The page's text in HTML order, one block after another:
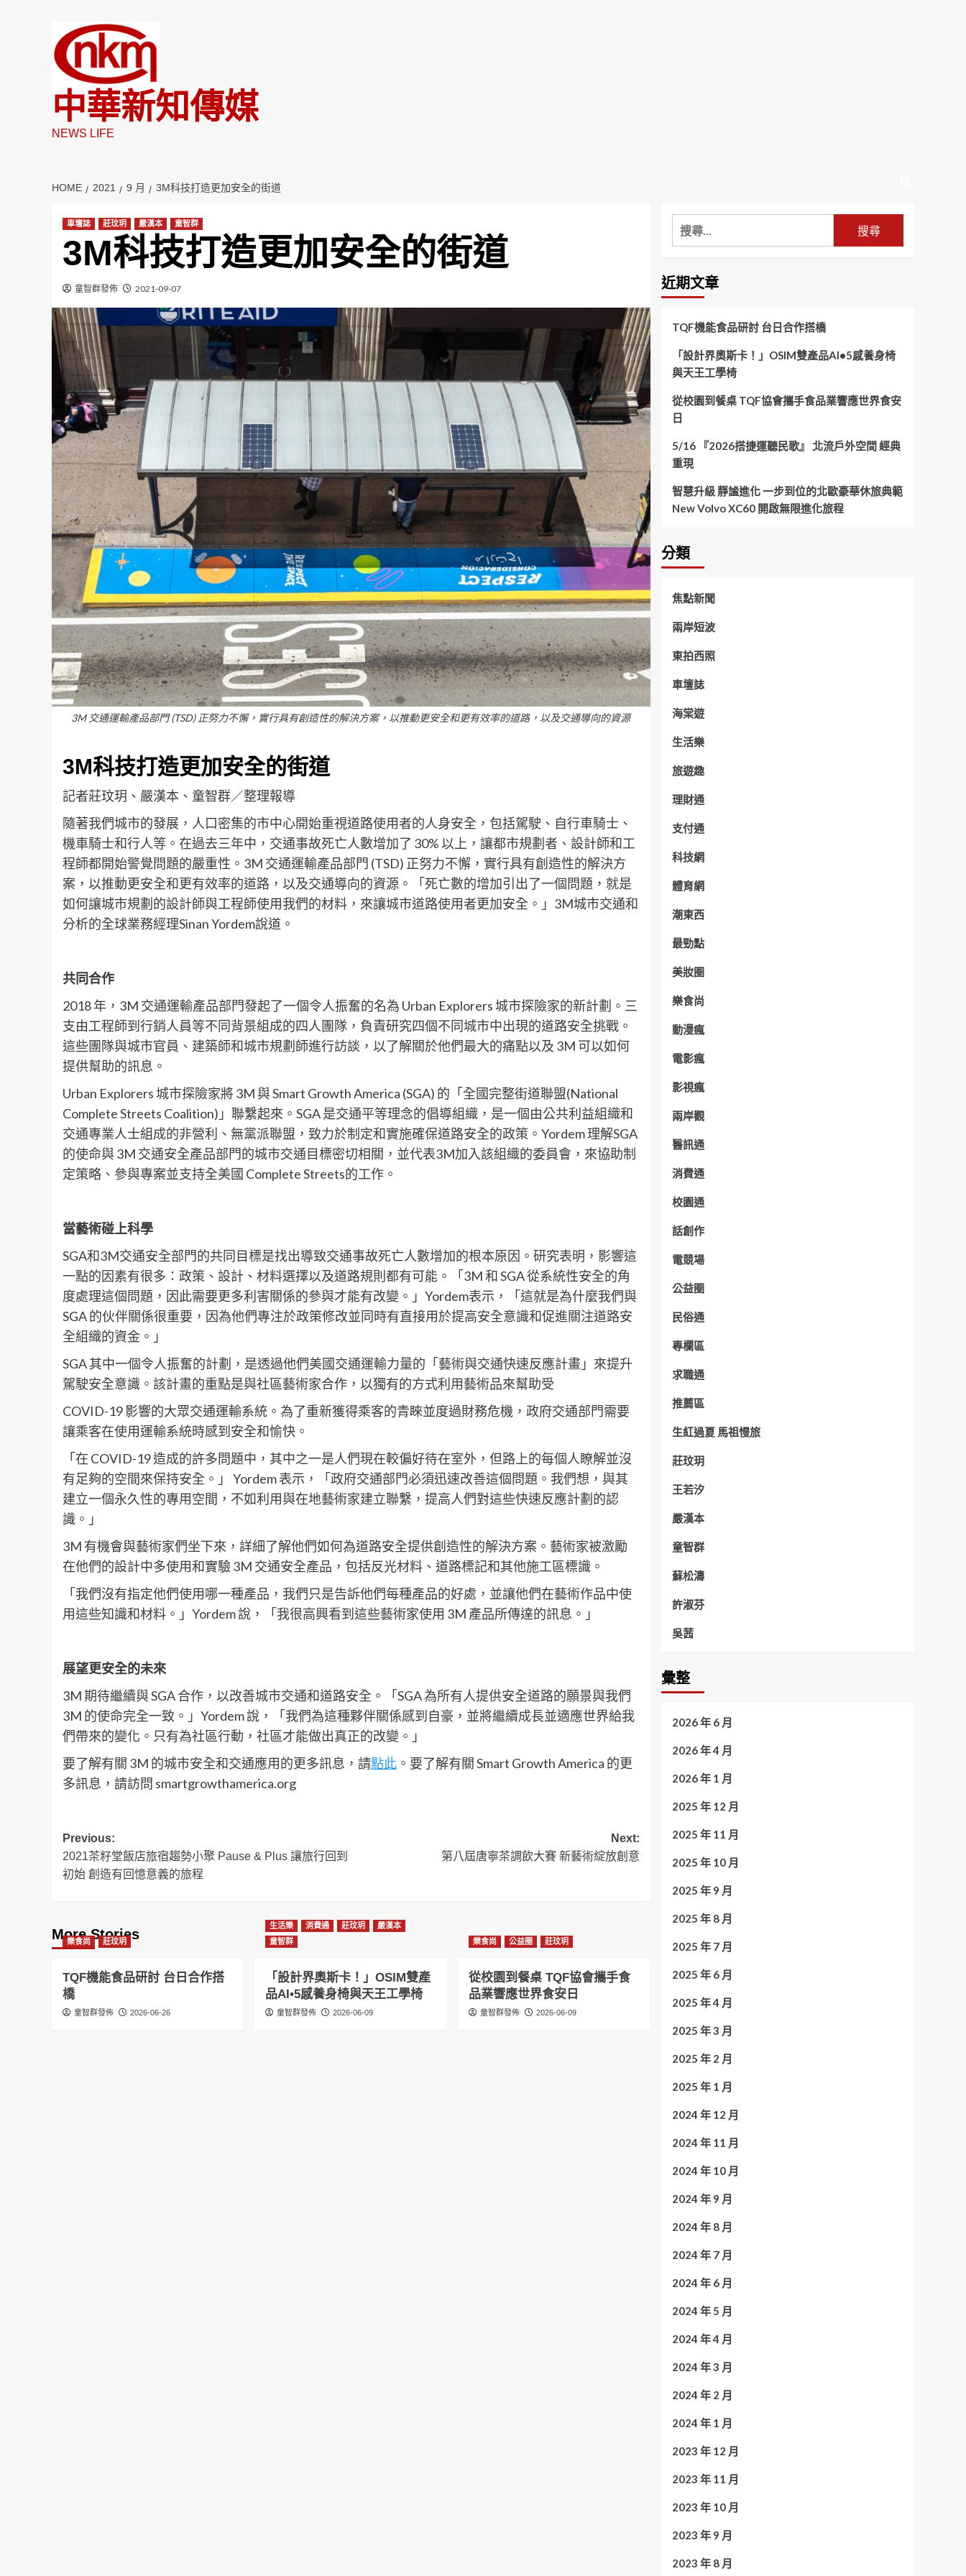
中華新知傳媒
NEWS LIFE
HOME 2021 9 月 3M科技打造更加安全的街道
車壇誌 莊玟玥 嚴漢本 童智群
3M科技打造更加安全的街道
童智群發佈 2021-09-07
3M 交通運輸產品部門 (TSD) 正努力不懈，實行具有創造性的解決方案，以推動更安全和更有效率的道路，以及交通導向的資源
3M科技打造更加安全的街道
記者莊玟玥、嚴漢本、童智群／整理報導
隨著我們城市的發展，人口密集的市中心開始重視道路使用者的人身安全，包括駕駛、自行車騎士、
機車騎士和行人等。在過去三年中，交通事故死亡人數增加了 30% 以上，讓都市規劃者、設計師和工
程師都開始警覺問題的嚴重性。3M 交通運輸產品部門 (TSD) 正努力不懈，實行具有創造性的解決方
案，以推動更安全和更有效率的道路，以及交通導向的資源。「死亡數的增加引出了一個問題，就是
如何讓城市規劃的設計師與工程師使用我們的材料，來讓城市道路使用者更加安全。」3M城市交通和
分析的全球業務經理Sinan Yordem說道。
共同合作
2018 年，3M 交通運輸產品部門發起了一個令人振奮的名為 Urban Explorers 城市探險家的新計劃。三
支由工程師到行銷人員等不同背景組成的四人團隊，負責研究四個不同城市中出現的道路安全挑戰。
這些團隊與城市官員、建築師和城市規劃師進行訪談，以了解關於他們最大的痛點以及 3M 可以如何
提供幫助的訊息。
Urban Explorers 城市探險家將 3M 與 Smart Growth America (SGA) 的「全國完整街道聯盟(National
Complete Streets Coalition)」聯繫起來。SGA 是交通平等理念的倡導組織，是一個由公共利益組織和
交通專業人士組成的非營利、無黨派聯盟，致力於制定和實施確保道路安全的政策。Yordem 理解SGA
的使命與 3M 交通安全產品部門的城市交通目標密切相關，並代表3M加入該組織的委員會，來協助制
定策略、參與專案並支持全美國 Complete Streets的工作。
當藝術碰上科學
SGA和3M交通安全部門的共同目標是找出導致交通事故死亡人數增加的根本原因。研究表明，影響這
一點的因素有很多：政策、設計、材料選擇以及道路規則都有可能。「3M 和 SGA 從系統性安全的角
度處理這個問題，因此需要更多利害關係的參與才能有改變。」Yordem表示，「這就是為什麼我們與
SGA 的伙伴關係很重要，因為他們專注於政策修改並同時有直接用於提高安全意識和促進關注道路安
全組織的資金。」
SGA 其中一個令人振奮的計劃，是透過他們美國交通運輸力量的「藝術與交通快速反應計畫」來提升
駕駛安全意識。該計畫的重點是與社區藝術家合作，以獨有的方式利用藝術品來幫助受
COVID-19 影響的大眾交通運輸系統。為了重新獲得乘客的青睞並度過財務危機，政府交通部門需要
讓乘客在使用運輸系統時感到安全和愉快。
「在 COVID-19 造成的許多問題中，其中之一是人們現在較偏好待在室外，但路上的每個人瞭解並沒
有足夠的空間來保持安全。」 Yordem 表示，「政府交通部門必須迅速改善這個問題。我們想，與其
建立一個永久性的專用空間，不如利用與在地藝術家建立聯繫，提高人們對這些快速反應計劃的認
識。」
3M 有機會與藝術家們坐下來，詳細了解他們如何為道路安全提供創造性的解決方案。藝術家被激勵
在他們的設計中多使用和實驗 3M 交通安全產品，包括反光材料、道路標記和其他施工區標識。
「我們沒有指定他們使用哪一種產品，我們只是告訴他們每種產品的好處，並讓他們在藝術作品中使
用這些知識和材料。」Yordem 說，「我很高興看到這些藝術家使用 3M 產品所傳達的訊息。」
展望更安全的未來
3M 期待繼續與 SGA 合作，以改善城市交通和道路安全。「SGA 為所有人提供安全道路的願景與我們
3M 的使命完全一致。」Yordem 說，「我們為這種夥伴關係感到自豪，並將繼續成長並適應世界給我
們帶來的變化。只有為社區行動，社區才能做出真正的改變。」
要了解有關 3M 的城市安全和交通應用的更多訊息，請點此 。要了解有關 Smart Growth America 的更
多訊息，請訪問 smartgrowthamerica.org
Post
navigation
Previous:
2021茶籽堂飯店旅宿趨勢小聚 Pause & Plus 讓旅行回到
初始 創造有回憶意義的旅程
Next:
第八屆唐寧茶調飲大賽 新藝術綻放創意
More Stories
樂食尚 莊玟玥
TQF機能食品研討 台日合作搭
橋
童智群發佈 2026-06-26
生活樂 消費通 莊玟玥
嚴漢本
童智群
「設計界奧斯卡！」OSIM雙產
品AI•5感養身椅與天王工學椅
童智群發佈 2026-06-09
樂食尚 公益圈 莊玟玥
從校園到餐桌 TQF協會攜手食
品業響應世界食安日
童智群發佈 2026-06-09
搜
尋
鍵
字:
近期文章
TQF機能食品研討 台日合作搭橋
「設計界奧斯卡！」OSIM雙產品AI•5感養身椅
與天王工學椅
從校園到餐桌 TQF協會攜手食品業響應世界食安
日
5/16 『2026搭捷運聽民歌』 北流戶外空間 經典
重現
智慧升級 靜謐進化 一步到位的北歐豪華休旅典範
New Volvo XC60 開啟無限進化旅程
分類
焦點新聞
兩岸短波
東拍西照
車壇誌
海棠遊
生活樂
旅遊趣
理財通
支付通
科技網
體育網
潮東西
最勁點
美妝圈
樂食尚
動漫瘋
電影瘋
影視瘋
兩岸觀
醫訊通
消費通
校園通
話創作
電競場
公益圈
民俗通
專欄區
求職通
推薦區
生紅過夏 馬祖慢旅
莊玟玥
王若汐
嚴漢本
童智群
蘇松濤
許淑芬
吳茜
彙整
2026 年 6 月
2026 年 4 月
2026 年 1 月
2025 年 12 月
2025 年 11 月
2025 年 10 月
2025 年 9 月
2025 年 8 月
2025 年 7 月
2025 年 6 月
2025 年 4 月
2025 年 3 月
2025 年 2 月
2025 年 1 月
2024 年 12 月
2024 年 11 月
2024 年 10 月
2024 年 9 月
2024 年 8 月
2024 年 7 月
2024 年 6 月
2024 年 5 月
2024 年 4 月
2024 年 3 月
2024 年 2 月
2024 年 1 月
2023 年 12 月
2023 年 11 月
2023 年 10 月
2023 年 9 月
2023 年 8 月